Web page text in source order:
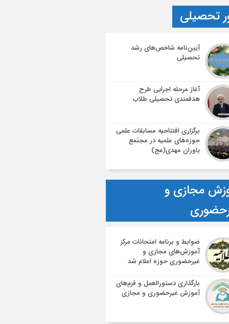
تحصیلی
آیین‌نامه شاخص‌های رشد
تحصیلی
آغاز مرحله اجرایی طرح
هدفمندی تحصیلی طلاب
برگزاری افتتاحیه مسابقات علمی
حوزه‌های علمیه در مجتمع
یاوران مهدی(عج)
مجازی و
ضوابط و برنامه امتحانات مرکز
آموزش‌های مجازی و
غیرحضوری حوزه اعلام شد
بارگذاری دستورالعمل و فرم‌های
آموزش غیرحضوری و مجازی